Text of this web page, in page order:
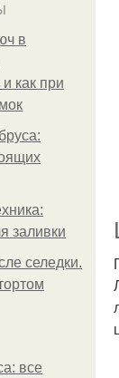
в
как при
заливки
селедки.
все